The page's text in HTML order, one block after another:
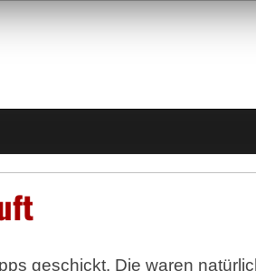
geschickt. Die waren